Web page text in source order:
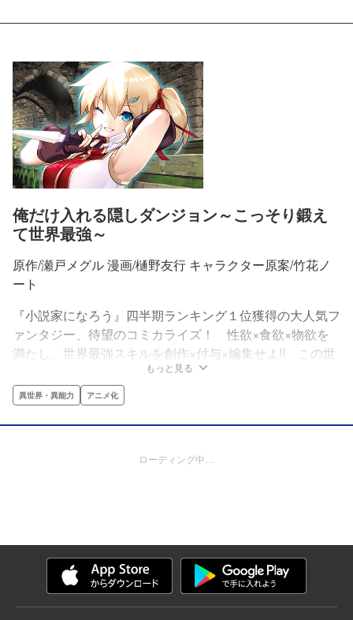
俺だけ入れる隠しダンジョン～こっそり鍛え
て世界最強～
原作/瀬戸メグル 漫画/樋野友行 キャラクター原案/竹花ノ
ート
『小説家になろう』四半期ランキング１位獲得の大人気フ
ァンタジー、待望のコミカライズ！ 性欲×食欲×物欲を
満たし、世界最強スキルを創作×付与×編集せよ!! この世
に数多（あまた）在る魔窟。それらの中には未発見、前人
未踏、手付かずのものもあるという。それを人々は、こう
呼んだーーー『隠しダンジョン』と。貴族階級の最底辺に
属す、スタルジア家の三男・ノルが、その最高峰の魔窟に
もっと見る
異世界・異能力 アニメ化
ローディング中…